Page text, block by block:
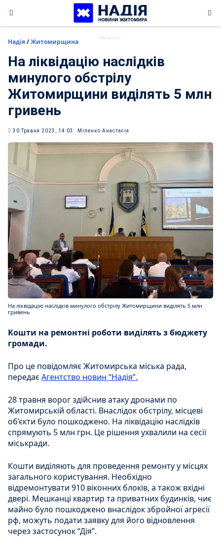
content
Надія/Житомирщина
На ліквідацію наслідків
минулого обстрілу
Житомирщини виділять 5 млн
гривень
30 Травня 2023, 14:03 Міленко Анастасія
На ліквідацію наслідків минулого обстрілу Житомирщини виділять 5 млн
гривень
Кошти на ремонтні роботи виділять з бюджету
громади.
Про це повідомляє Житомирська міська рада,
передаєАгентство новин “Надія”.
28 травня ворог здійснив атаку дронами по
Житомирській області. Внаслідок обстрілу, місцеві
об’єкти було пошкоджено. На ліквідацію наслідків
спрямують 5 млн грн. Це рішення ухвалили на сесії
міськради.
Кошти виділяють для проведення ремонту у місцях
загального користування. Необхідно
відремонтувати 910 віконних блоків, а також вхідні
двері. Мешканці квартир та приватних будинків, чиє
майно було пошкоджено внаслідок збройної агресії
рф, можуть подати заявку для його відновлення
через застосунок “Дія”.